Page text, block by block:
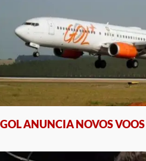
GOL ANUNCIA NOVOS